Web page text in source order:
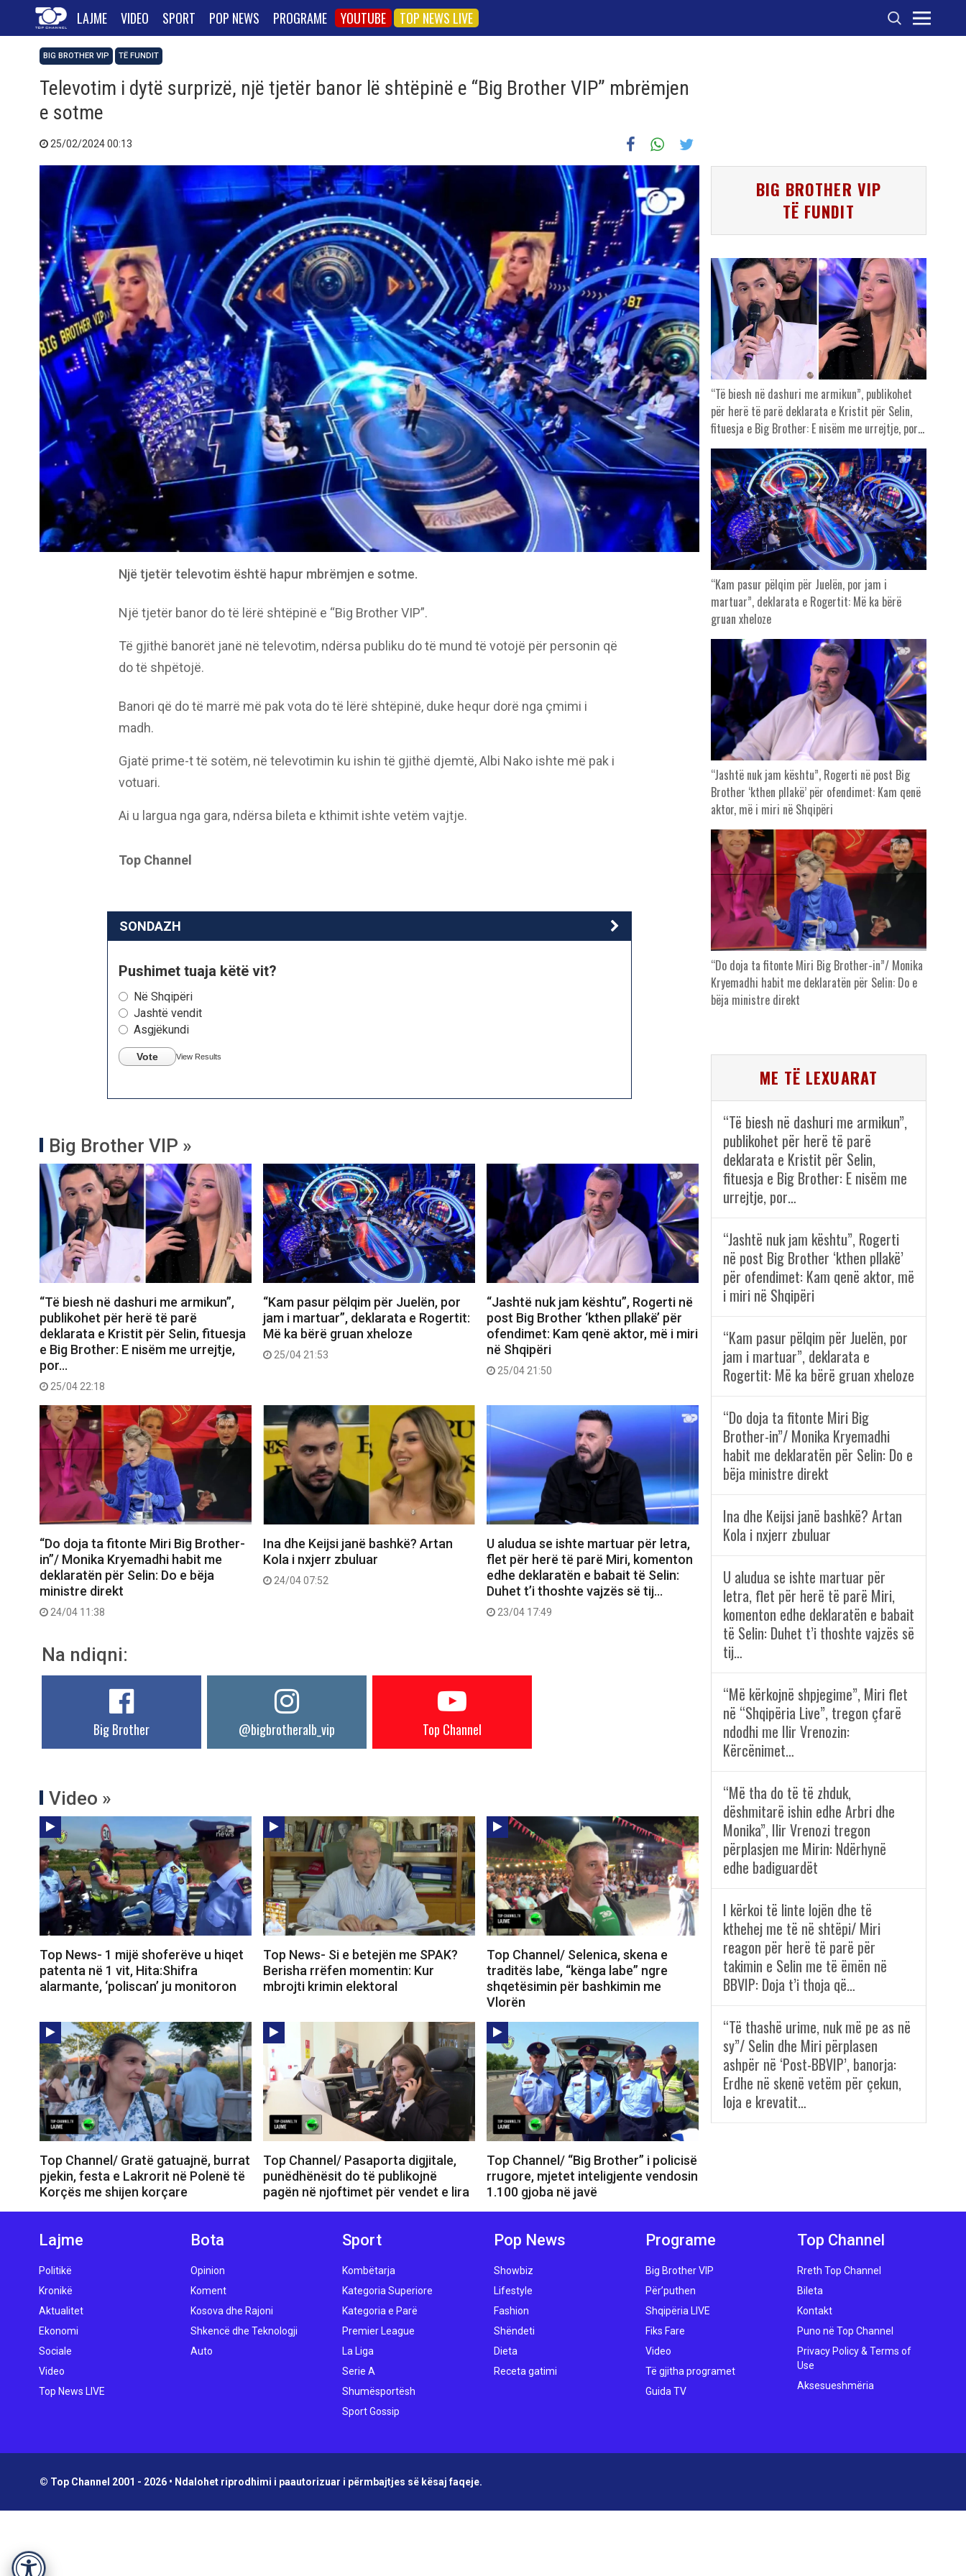
LAJME VIDEO SPORT POP NEWS PROGRAME YOUTUBE TOP NEWS LIVE
BIG BROTHER VIP TË FUNDIT
Televotim i dytë surprizë, një tjetër banor lë shtëpinë e “Big Brother VIP” mbrëmjen
e sotme
25/02/2024 00:13
Një tjetër televotim është hapur mbrëmjen e sotme.
Një tjetër banor do të lërë shtëpinë e “Big Brother VIP”.
Të gjithë banorët janë në televotim, ndërsa publiku do të mund të votojë për personin që
do të shpëtojë.
Banori që do të marrë më pak vota do të lërë shtëpinë, duke hequr dorë nga çmimi i
madh.
Gjatë prime-t të sotëm, në televotimin ku ishin të gjithë djemtë, Albi Nako ishte më pak i
votuari.
Ai u largua nga gara, ndërsa bileta e kthimit ishte vetëm vajtje.
Top Channel
SONDAZH
Pushimet tuaja këtë vit?
Në Shqipëri
Jashtë vendit
Asgjëkundi
Vote View Results
Big Brother VIP »
“Të biesh në dashuri me armikun”,
publikohet për herë të parë
deklarata e Kristit për Selin, fituesja
e Big Brother: E nisëm me urrejtje,
por…
25/04 22:18
“Kam pasur pëlqim për Juelën, por
jam i martuar”, deklarata e Rogertit:
Më ka bërë gruan xheloze
25/04 21:53
“Jashtë nuk jam kështu”, Rogerti në
post Big Brother ‘kthen pllakë’ për
ofendimet: Kam qenë aktor, më i miri
në Shqipëri
25/04 21:50
“Do doja ta fitonte Miri Big Brother-
in”/ Monika Kryemadhi habit me
deklaratën për Selin: Do e bëja
ministre direkt
24/04 11:38
Ina dhe Keijsi janë bashkë? Artan
Kola i nxjerr zbuluar
24/04 07:52
U aludua se ishte martuar për letra,
flet për herë të parë Miri, komenton
edhe deklaratën e babait të Selin:
Duhet t’i thoshte vajzës së tij…
23/04 17:49
Na ndiqni:
Big Brother @bigbrotheralb_vip Top Channel
Video »
Top News- 1 mijë shoferëve u hiqet
patenta në 1 vit, Hita:Shifra
alarmante, ‘poliscan’ ju monitoron
Top News- Si e betejën me SPAK?
Berisha rrëfen momentin: Kur
mbrojti krimin elektoral
Top Channel/ Selenica, skena e
traditës labe, “kënga labe” ngre
shqetësimin për bashkimin me
Vlorën
Top Channel/ Gratë gatuajnë, burrat
pjekin, festa e Lakrorit në Polenë të
Korçës me shijen korçare
Top Channel/ Pasaporta digjitale,
punëdhënësit do të publikojnë
pagën në njoftimet për vendet e lira
Top Channel/ “Big Brother” i policisë
rrugore, mjetet inteligjente vendosin
1.100 gjoba në javë
BIG BROTHER VIP
TË FUNDIT
“Të biesh në dashuri me armikun”, publikohet
për herë të parë deklarata e Kristit për Selin,
fituesja e Big Brother: E nisëm me urrejtje, por…
“Kam pasur pëlqim për Juelën, por jam i
martuar”, deklarata e Rogertit: Më ka bërë
gruan xheloze
“Jashtë nuk jam kështu”, Rogerti në post Big
Brother ‘kthen pllakë’ për ofendimet: Kam qenë
aktor, më i miri në Shqipëri
“Do doja ta fitonte Miri Big Brother-in”/ Monika
Kryemadhi habit me deklaratën për Selin: Do e
bëja ministre direkt
ME TË LEXUARAT
“Të biesh në dashuri me armikun”,
publikohet për herë të parë
deklarata e Kristit për Selin,
fituesja e Big Brother: E nisëm me
urrejtje, por…
“Jashtë nuk jam kështu”, Rogerti
në post Big Brother ‘kthen pllakë’
për ofendimet: Kam qenë aktor, më
i miri në Shqipëri
“Kam pasur pëlqim për Juelën, por
jam i martuar”, deklarata e
Rogertit: Më ka bërë gruan xheloze
“Do doja ta fitonte Miri Big
Brother-in”/ Monika Kryemadhi
habit me deklaratën për Selin: Do e
bëja ministre direkt
Ina dhe Keijsi janë bashkë? Artan
Kola i nxjerr zbuluar
U aludua se ishte martuar për
letra, flet për herë të parë Miri,
komenton edhe deklaratën e babait
të Selin: Duhet t’i thoshte vajzës së
tij…
“Më kërkojnë shpjegime”, Miri flet
në “Shqipëria Live”, tregon çfarë
ndodhi me Ilir Vrenozin:
Kërcënimet…
“Më tha do të të zhduk,
dëshmitarë ishin edhe Arbri dhe
Monika”, Ilir Vrenozi tregon
përplasjen me Mirin: Ndërhynë
edhe badiguardët
I kërkoi të linte lojën dhe të
kthehej me të në shtëpi/ Miri
reagon për herë të parë për
takimin e Selin me të ëmën në
BBVIP: Doja t’i thoja që…
“Të thashë urime, nuk më pe as në
sy”/ Selin dhe Miri përplasen
ashpër në ‘Post-BBVIP’, banorja:
Erdhe në skenë vetëm për çekun,
loja e krevatit…
Lajme
Politikë
Kronikë
Aktualitet
Ekonomi
Sociale
Video
Top News LIVE
Bota
Opinion
Koment
Kosova dhe Rajoni
Shkencë dhe Teknologji
Auto
Sport
Kombëtarja
Kategoria Superiore
Kategoria e Parë
Premier League
La Liga
Serie A
Shumësportësh
Sport Gossip
Pop News
Showbiz
Lifestyle
Fashion
Shëndeti
Dieta
Receta gatimi
Programe
Big Brother VIP
Për’puthen
Shqipëria LIVE
Fiks Fare
Video
Të gjitha programet
Guida TV
Top Channel
Rreth Top Channel
Bileta
Kontakt
Puno në Top Channel
Privacy Policy & Terms of
Use
Aksesueshmëria
© Top Channel 2001 - 2026 • Ndalohet riprodhimi i paautorizuar i përmbajtjes së kësaj faqeje.